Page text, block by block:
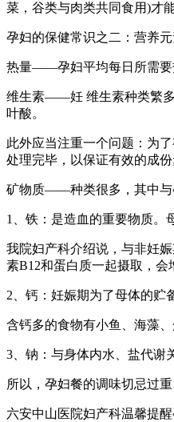
菜，谷类与肉类共同食用)才
孕妇的保健常识之二：营养
热量——孕妇平均每日所需要
维生素——妊 维生素种类繁多
叶酸。
此外应当注重一个问题：为
处理完毕，以保证有效的成
矿物质——种类很多，其中与
1、铁：是造血的重要物质。
我院妇产科介绍说，与非妊
素B12和蛋白质一起摄取，会
2、钙：妊娠期为了母体的贮
含钙多的食物有小鱼、海藻
3、钠：与身体内水、盐代谢
所以，孕妇餐的调味切忌过
六安中山医院妇产科温馨提